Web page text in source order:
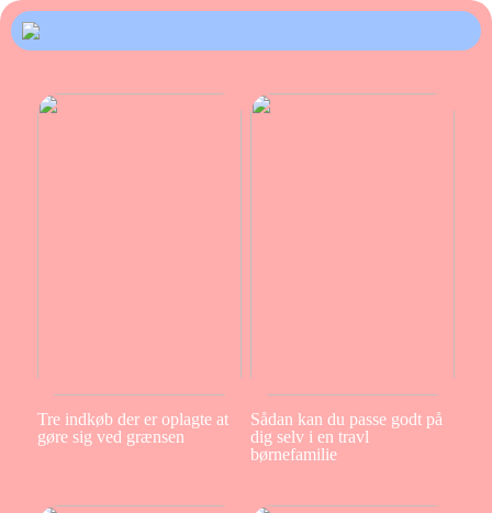
Tre indkøb der er oplagte at
gøre sig ved grænsen
Sådan kan du passe godt på
dig selv i en travl
børnefamilie